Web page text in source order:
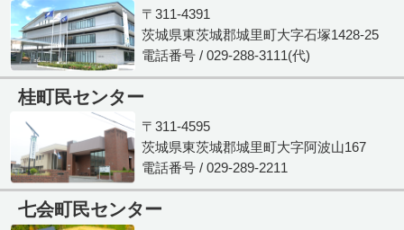
〒311-4391
茨城県東茨城郡城里町大字石塚1428-25
電話番号 / 029-288-3111(代)
桂町民センター
〒311-4595
茨城県東茨城郡城里町大字阿波山167
電話番号 / 029-289-2211
七会町民センター